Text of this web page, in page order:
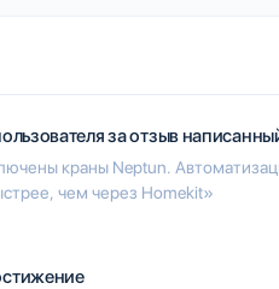
за отзыв
краны Neptun.
чем через Homekit»